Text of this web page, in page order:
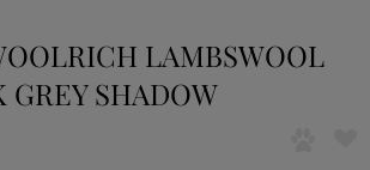
LAMBSWOOL
GREY SHADOW